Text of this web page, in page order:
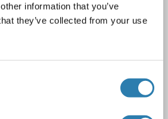
information that you’ve
they’ve collected from your use